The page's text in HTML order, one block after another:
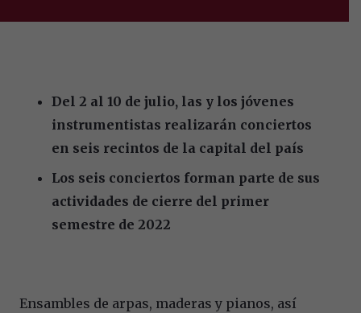
Del 2 al 10 de julio, las y los jóvenes
instrumentistas realizarán conciertos
en seis recintos de la capital del país
Los seis conciertos forman parte de sus
actividades de cierre del primer
semestre de 2022
Ensambles de arpas, maderas y pianos, así